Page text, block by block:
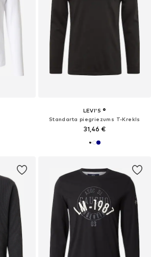
LEVI'S ®
Standarta piegriezums T-Krekls
31,46 €